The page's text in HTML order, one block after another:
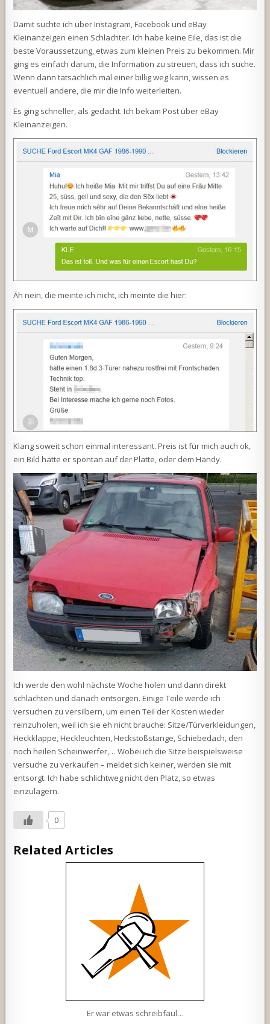
Damit suchte ich über Instagram, Facebook und eBay
Kleinanzeigen einen Schlachter. Ich habe keine Eile, das ist die
beste Voraussetzung, etwas zum kleinen Preis zu bekommen. Mir
ging es einfach darum, die Information zu streuen, dass ich suche.
Wenn dann tatsächlich mal einer billig weg kann, wissen es
eventuell andere, die mir die Info weiterleiten.
Es ging schneller, als gedacht. Ich bekam Post über eBay
Kleinanzeigen.
Äh nein, die meinte ich nicht, ich meinte die hier:
Klang soweit schon einmal interessant. Preis ist für mich auch ok,
ein Bild hatte er spontan auf der Platte, oder dem Handy.
Ich werde den wohl nächste Woche holen und dann direkt
schlachten und danach entsorgen. Einige Teile werde ich
versuchen zu versilbern, um einen Teil der Kosten wieder
reinzuholen, weil ich sie eh nicht brauche: Sitze/Türverkleidungen,
Heckklappe, Heckleuchten, Heckstoßstange, Schiebedach, den
noch heilen Scheinwerfer,… Wobei ich die Sitze beispielsweise
versuche zu verkaufen – meldet sich keiner, werden sie mit
entsorgt. Ich habe schlichtweg nicht den Platz, so etwas
einzulagern.
0
Related Articles
Er war etwas schreibfaul…